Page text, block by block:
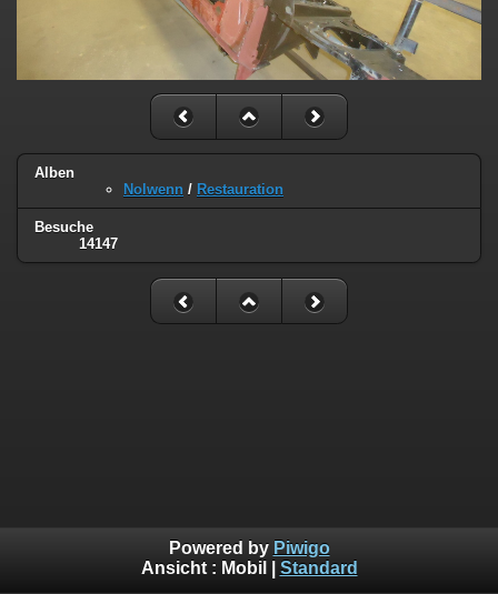
Alben
Nolwenn / Restauration
Besuche
14147
Powered by Piwigo
Ansicht : Mobil Standard